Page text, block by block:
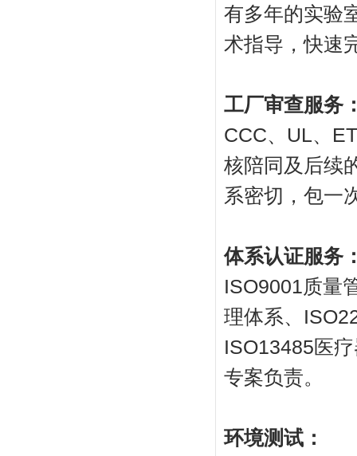
有多年的实验
术指导，快速
工厂审查服务
CCC、UL、
核陪同及后续
系密切，包一
体系认证服务
ISO9001质量
理体系、
ISO13485医
专案负责。
环境测试：